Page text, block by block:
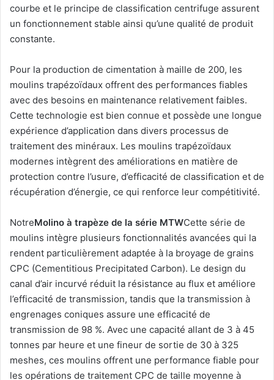
courbe et le principe de classification centrifuge assurent
un fonctionnement stable ainsi qu’une qualité de produit
constante.
Pour la production de cimentation à maille de 200, les
moulins trapézoïdaux offrent des performances fiables
avec des besoins en maintenance relativement faibles.
Cette technologie est bien connue et possède une longue
expérience d’application dans divers processus de
traitement des minéraux. Les moulins trapézoïdaux
modernes intègrent des améliorations en matière de
protection contre l’usure, d’efficacité de classification et de
récupération d’énergie, ce qui renforce leur compétitivité.
NotreMolino à trapèze de la série MTWCette série de
moulins intègre plusieurs fonctionnalités avancées qui la
rendent particulièrement adaptée à la broyage de grains
CPC (Cementitious Precipitated Carbon). Le design du
canal d’air incurvé réduit la résistance au flux et améliore
l’efficacité de transmission, tandis que la transmission à
engrenages coniques assure une efficacité de
transmission de 98 %. Avec une capacité allant de 3 à 45
tonnes par heure et une fineur de sortie de 30 à 325
meshes, ces moulins offrent une performance fiable pour
les opérations de traitement CPC de taille moyenne à